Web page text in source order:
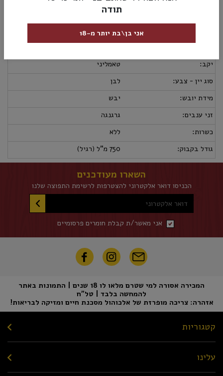
אספקה ומשלוחים מדיניות החזרות
יקב:
טאמליני
סוג יין - צבע:
לבן
מידת יובש:
יבש
זני ענבים:
גרגנגה
כשרות:
ללא
גודל בקבוק:
750 מ"ל (רגיל)
השארו מעודכנים
הכניסו דואר אלקטרוני להצטרפות לרשימת התפוצה שלנו
דואר אלקטרוני
אני מאשר/ת קבלת חומרים פרסומיים
המכירה אסורה למי שטרם מלאו לו 18 שנים | התמונות באתר
להמחשה בלבד | טל"ח
אזהרה: צריכה מופרזת של אלכוהול מסכנת חיים ומזיקה לבריאות!
קטגוריות
עלינו
תודה
אני בן\בת יותר מ-18